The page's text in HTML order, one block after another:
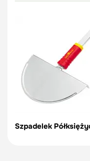
Szpadelek